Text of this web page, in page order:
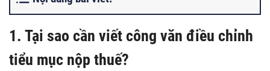
1. Tại sao cần viết công văn điều chỉnh
tiểu mục nộp thuế?